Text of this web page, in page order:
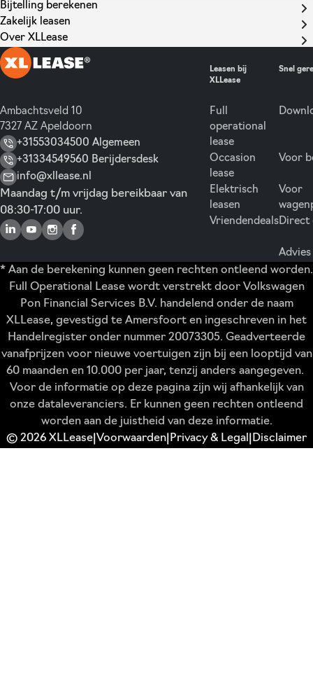
Bijtelling berekenen
Zakelijk leasen
Over XLLease
Ambachtsveld 10
7327 AZ Apeldoorn
+31553034500 Algemeen
+31334549560 Berijdersdesk
info@xllease.nl
Maandag t/m vrijdag bereikbaar van
08:30-17:00 uur.
Leasen bij
XLLease
Full
operational
lease
Occasion
lease
Elektrisch
leasen
Vriendendeals
Snel
Voor
Voor
Direct
* Aan de berekening kunnen geen rechten ontleend worden.
Full Operational Lease wordt verstrekt door Volkswagen
Pon Financial Services B.V. handelend onder de naam
XLLease, gevestigd te Amersfoort en ingeschreven in het
Handelregister onder nummer 20073305. Geadverteerde
vanafprijzen voor nieuwe voertuigen zijn bij een looptijd van
60 maanden en 10.000 per jaar, tenzij anders aangegeven.
Voor de informatie op deze pagina zijn wij afhankelijk van
onze dataleveranciers. Er kunnen geen rechten ontleend
worden aan de juistheid van deze informatie.
© 2026 XLLease Voorwaarden Privacy & Legal Disclaimer